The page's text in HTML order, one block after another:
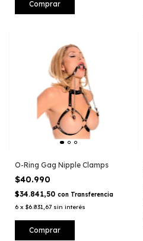
O-Ring Gag Nipple Clamps
$40.990
$34.841,50 con Transferencia
6 x $6.831,67 sin interés